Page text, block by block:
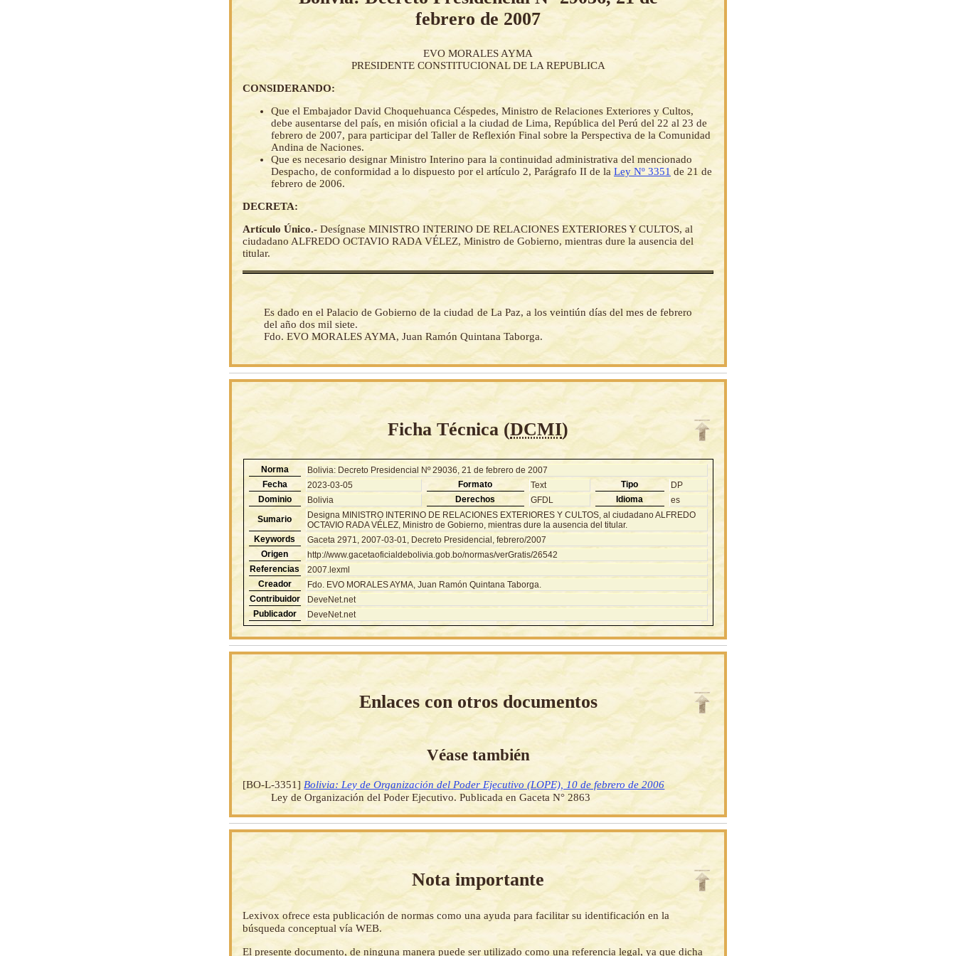
febrero de 2007
EVO MORALES AYMA
PRESIDENTE CONSTITUCIONAL DE LA REPUBLICA
CONSIDERANDO:
Que el Embajador David Choquehuanca Céspedes, Ministro de Relaciones Exteriores y Cultos,
debe ausentarse del país, en misión oficial a la ciudad de Lima, República del Perú del 22 al 23 de
febrero de 2007, para participar del Taller de Reflexión Final sobre la Perspectiva de la Comunidad
Andina de Naciones.
Que es necesario designar Ministro Interino para la continuidad administrativa del mencionado
Despacho, de conformidad a lo dispuesto por el artículo 2, Parágrafo II de la Ley Nº 3351 de 21 de
febrero de 2006.
DECRETA:
Artículo Único.- Desígnase MINISTRO INTERINO DE RELACIONES EXTERIORES Y CULTOS, al
ciudadano ALFREDO OCTAVIO RADA VÉLEZ, Ministro de Gobierno, mientras dure la ausencia del
titular.
Es dado en el Palacio de Gobierno de la ciudad de La Paz, a los veintiún días del mes de febrero
del año dos mil siete.
Fdo. EVO MORALES AYMA, Juan Ramón Quintana Taborga.
Ficha Técnica (DCMI)
Norma
Bolivia: Decreto Presidencial Nº 29036, 21 de febrero de 2007
Fecha
2023-03-05 Formato Text Tipo
DP
Dominio
Bolivia Derechos GFDL Idioma
es
Sumario
Designa MINISTRO INTERINO DE RELACIONES EXTERIORES Y CULTOS, al ciudadano ALFREDO
OCTAVIO RADA VÉLEZ, Ministro de Gobierno, mientras dure la ausencia del titular.
Keywords
Gaceta 2971, 2007-03-01, Decreto Presidencial, febrero/2007
Origen
http://www.gacetaoficialdebolivia.gob.bo/normas/verGratis/26542
Referencias
2007.lexml
Creador
Fdo. EVO MORALES AYMA, Juan Ramón Quintana Taborga.
Contribuidor
DeveNet.net
Publicador
DeveNet.net
Enlaces con otros documentos
Véase también
[BO-L-3351] Bolivia: Ley de Organización del Poder Ejecutivo (LOPE), 10 de febrero de 2006
Ley de Organización del Poder Ejecutivo. Publicada en Gaceta N° 2863
Nota importante
Lexivox ofrece esta publicación de normas como una ayuda para facilitar su identificación en la
búsqueda conceptual vía WEB.
El presente documento, de ninguna manera puede ser utilizado como una referencia legal, ya que dicha